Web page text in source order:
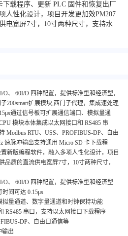
载程序、更新 PLC 固件和恢复出厂
人性化设计，项目开发更加效PM207
电宽屏7寸，10寸两种尺寸，支持水
、 60I/O 四种配置，提供标准型和经济型，
200smart扩展模块,西门子代理，集成速处理
通过信号板可扩展通信端口、模拟量通
模块本体集成以太网接口和 RS485 串
Modbus RTU、USS、PROFIBUS-DP、自由
速脉冲输出支持通用 Micro SD 卡下载程
新版编程软件，融入多项人性化设计，项目
品质的直流供电宽屏7寸，10寸两种尺寸，
O、 60I/O 四种配置，提供标准型和经济型
间可达 0.15μs
拟量通道、数字量通道和时钟保持功能
RS485 串口，支持以太网接口下载程序
DP、自由口通信等
输出